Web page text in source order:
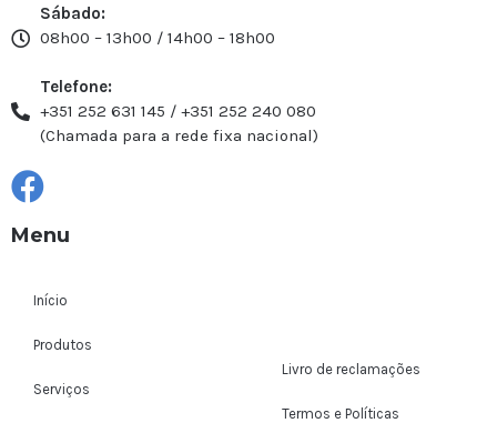
Sábado:
08h00 – 13h00 / 14h00 – 18h00
Telefone:
+351 252 631 145 / +351 252 240 080
(Chamada para a rede fixa nacional)
Menu
Início
Produtos
Serviços
Livro de reclamações
Termos e Políticas